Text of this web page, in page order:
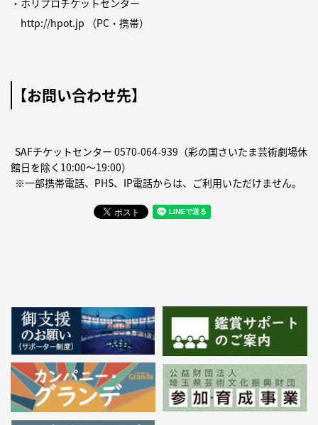
・ホリプロチケットセンター
http://hpot.jp （PC・携帯）
【お問い合わせ先】
SAFチケットセンター 0570-064-939 （彩の国さいたま芸術劇場休
館日を除く10:00〜19:00）
※一部携帯電話、PHS、IP電話からは、ご利用いただけません。